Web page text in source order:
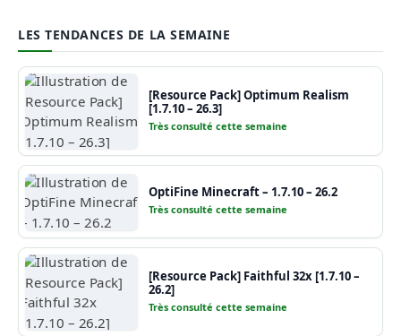
LES TENDANCES DE LA SEMAINE
[Resource Pack] Optimum Realism
[1.7.10 – 26.3]
Très consulté cette semaine
OptiFine Minecraft – 1.7.10 – 26.2
Très consulté cette semaine
[Resource Pack] Faithful 32x [1.7.10 –
26.2]
Très consulté cette semaine